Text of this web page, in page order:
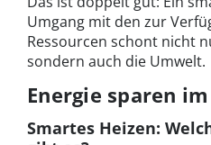
Umgang mit den zur
Ressourcen schont nicht
sondern auch die Umwelt.
Energie sparen
Smartes Heizen: